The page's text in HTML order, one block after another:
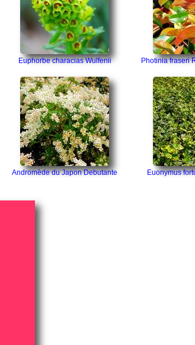
Euphorbe characias Wulfenii Photinia fraseri
Andromède du Japon Debutante Euonymus